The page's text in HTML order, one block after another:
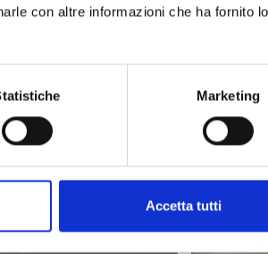
con altre informazioni che ha fornito
Marketing
Accetta tutti
stampa -
SCARICA